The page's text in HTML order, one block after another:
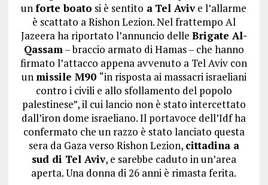
unforte boato si è sentito a Tel Avive l’allarme
è scattato a Rishon Lezion. Nel frattempo Al
Jazeera ha riportato l’annuncio delle Brigate Al-
Qassam– braccio armato di Hamas – che hanno
firmato l’attacco appena avvenuto a Tel Aviv con
un missile M90 “in risposta ai massacri israeliani
contro i civili e allo sfollamento del popolo
palestinese”, il cui lancio non è stato intercettato
dall’iron dome israeliano. Il portavoce dell’Idf ha
confermato che un razzo è stato lanciato questa
sera da Gaza verso Rishon Lezion, cittadina a
sud di Tel Aviv, e sarebbe caduto in un’area
aperta. Una donna di 26 anni è rimasta ferita.